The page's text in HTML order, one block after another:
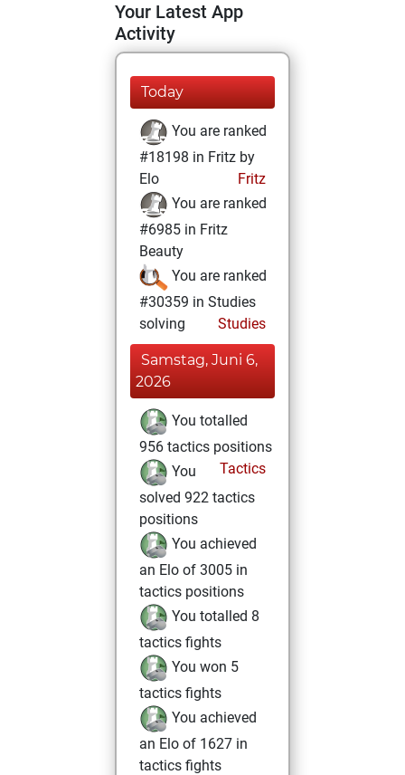
Your Latest App
Activity
Today
You are ranked
#18198 in Fritz by
Elo
Fritz
You are ranked
#6985 in Fritz
Beauty
You are ranked
#30359 in Studies
solving
Studies
Samstag, Juni 6,
2026
You totalled
956 tactics positions
Tactics
You
solved 922 tactics
positions
You achieved
an Elo of 3005 in
tactics positions
You totalled 8
tactics fights
You won 5
tactics fights
You achieved
an Elo of 1627 in
tactics fights